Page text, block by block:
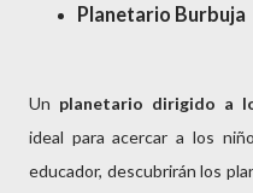
Planetario Burbuja
Un planetario dirigido a
ideal para acercar a los
educador, descubrirán los